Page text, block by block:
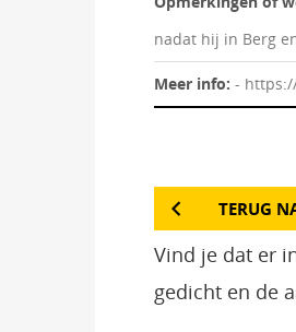
nadat hij in Berg
Meer info: -
TERUG
Vind je dat er
gedicht en de